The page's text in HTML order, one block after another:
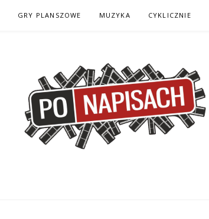
GRY PLANSZOWE MUZYKA CYKLICZNIE